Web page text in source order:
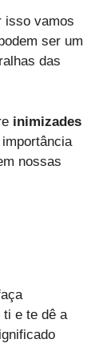
isso vamos
ser um
das
inimizades
nossas
ti e te dê a